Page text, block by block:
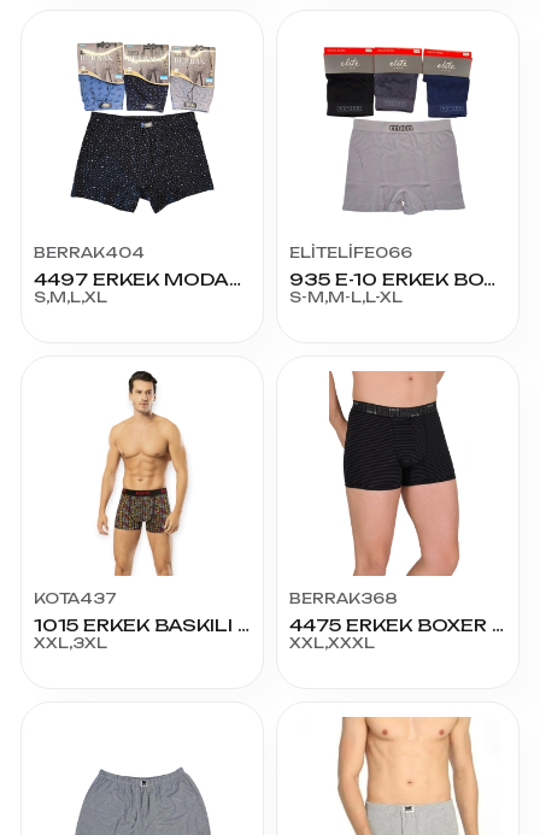
BERRAK404
4497 ERKEK MODAL BOXER
S,M,L,XL
ELİTELİFE066
935 E-10 ERKEK BOXER
S-M,M-L,L-XL
KOTA437
1015 ERKEK BASKILI BOXER 2XL-3XL
XXL,3XL
BERRAK368
4475 ERKEK BOXER XXL-3XL
XXL,XXXL